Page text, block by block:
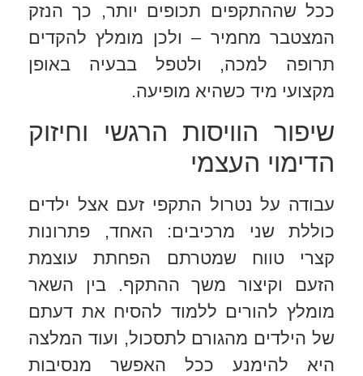
ככל שההתקפים תכופים יותר, כך הנזק
המצטבר מחמיר – ולכן מומלץ להקדים
תרופה למכה, ולטפל בבעיה באופן
מקצועי מיד כשהיא מופיעה.
שיפור הוויסות הרגשי וחיזוק
הדימוי העצמי
עבודה על נטרול התקפי זעם אצל ילדים
כוללת שני מרכיבים: האחד, פתרונות
קצרי טווח שמטרתם הפחתת עוצמת
הזעם וקיצור משך ההתקף. בין השאר
מומלץ להורים ללמוד להסיח את דעתם
של הילדים מהגורם לתסכול, ועוד המלצה
היא להימנע ככל האפשר מנסיבות